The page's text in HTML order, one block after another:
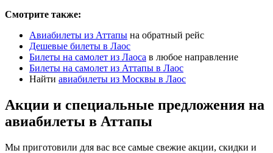
Смотрите также:
Авиабилеты из Аттапы на обратный рейс
Дешевые билеты в Лаос
Билеты на самолет из Лаоса в любое направление
Билеты на самолет из Аттапы в Лаос
Найти авиабилеты из Москвы в Лаос
Акции и специальные предложения на
авиабилеты в Аттапы
Мы приготовили для вас все самые свежие акции, скидки и